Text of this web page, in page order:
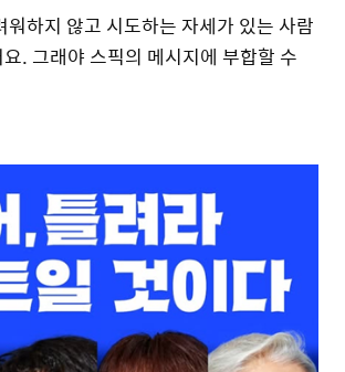
워하지 않고 시도하는 자세가 있는 사람
. 그래야 스픽의 메시지에 부합할 수